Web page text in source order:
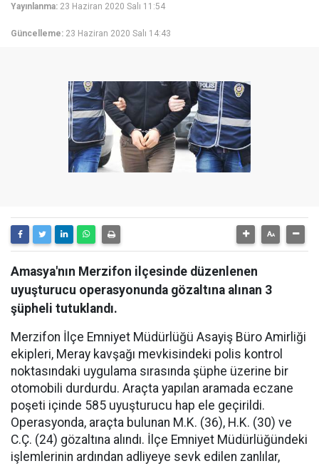
Yayınlanma: 23 Haziran 2020 Salı 11:54
Güncelleme: 23 Haziran 2020 Salı 14:43
Amasya'nın Merzifon ilçesinde düzenlenen
uyuşturucu operasyonunda gözaltına alınan 3
şüpheli tutuklandı.
Merzifon İlçe Emniyet Müdürlüğü Asayiş Büro Amirliği
ekipleri, Meray kavşağı mevkisindeki polis kontrol
noktasındaki uygulama sırasında şüphe üzerine bir
otomobili durdurdu. Araçta yapılan aramada eczane
poşeti içinde 585 uyuşturucu hap ele geçirildi.
Operasyonda, araçta bulunan M.K. (36), H.K. (30) ve
C.Ç. (24) gözaltına alındı. İlçe Emniyet Müdürlüğündeki
işlemlerinin ardından adliyeye sevk edilen zanlılar,